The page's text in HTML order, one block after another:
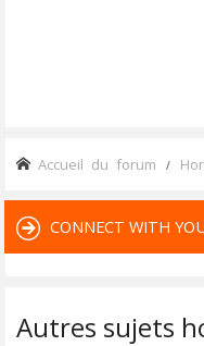
Accueil du forum
CONNECT WITH
Autres sujets